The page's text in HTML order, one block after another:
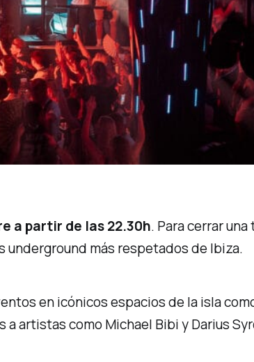
a partir de las 22.30h. Para cerrar
underground más respetados de Ibiza.
en icónicos espacios de la isla
artistas como Michael Bibi y Darius